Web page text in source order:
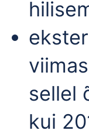
sellel
kui